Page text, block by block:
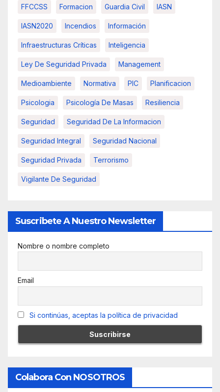
FFCCSS Formacion Guardia Civil IASN
IASN2020 Incendios Información
Infraestructuras Críticas Inteligencia
Ley De Seguridad Privada Management
Medioambiente Normativa PIC Planificacion
Psicologia Psicología De Masas Resiliencia
Seguridad Seguridad De La Informacion
Seguridad Integral Seguridad Nacional
Seguridad Privada Terrorismo
Vigilante De Seguridad
Suscribete A Nuestro Newsletter
Nombre o nombre completo
Email
Si continúas, aceptas la política de privacidad
Colabora Con NOSOTROS